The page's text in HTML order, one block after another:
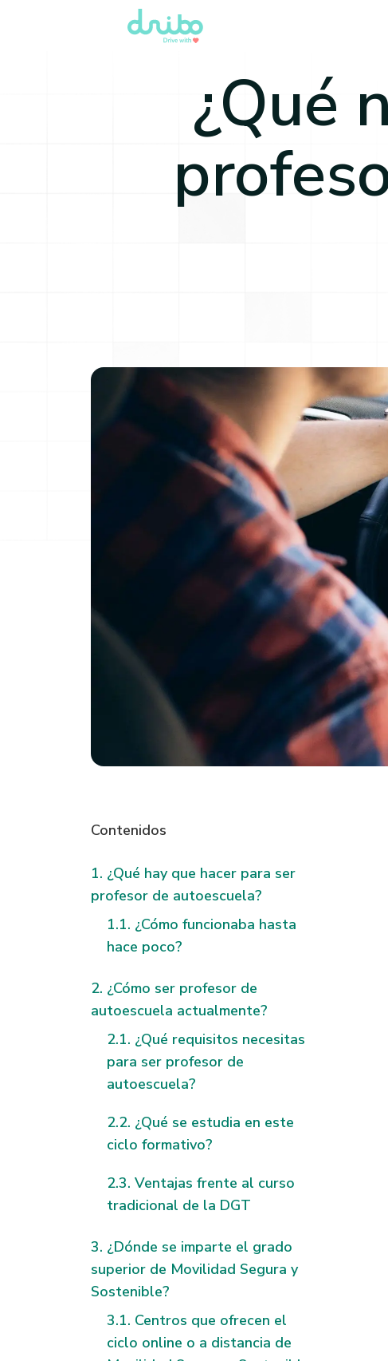
¿Qué
Contenidos
¿Qué hay que hacer para ser
profesor de autoescuela?
¿Cómo funcionaba hasta
hace poco?
¿Cómo ser profesor de
autoescuela actualmente?
¿Qué requisitos necesitas
para ser profesor de
autoescuela?
¿Qué se estudia en este
ciclo formativo?
Ventajas frente al curso
tradicional de la DGT
¿Dónde se imparte el grado
superior de Movilidad Segura y
Sostenible?
Centros que ofrecen el
ciclo online o a distancia de